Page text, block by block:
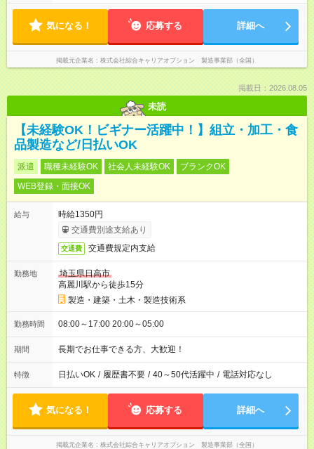
気になる！ 応募する 詳細へ
掲載元企業名 株式会社綜合キャリアオプション 製造事業部（全国）
掲載日：2026.08.05
未読
【未経験OK！ビギナー活躍中！】組立・加工・食
品製造など/日払いOK
派遣 職種未経験OK 社会人未経験OK
ブランクOK
WEB登録・面接OK
給与
時給1350円
交通費別途支給あり
交通費 交通費規定内支給
勤務地
埼玉県日高市
高麗川駅から徒歩15分
製造・建築・土木・製造技術系
勤務時間 08:00～17:00 20:00～05:00
期間 長期でお仕事できる方、大歓迎！
特徴 日払いOK / 履歴書不要 / 40～50代活躍中 / 電話対応なし
気になる！ 応募する 詳細へ
掲載元企業名 株式会社綜合キャリアオプション 製造事業部（全国）